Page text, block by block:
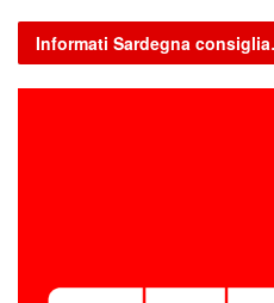
Informati Sardegna